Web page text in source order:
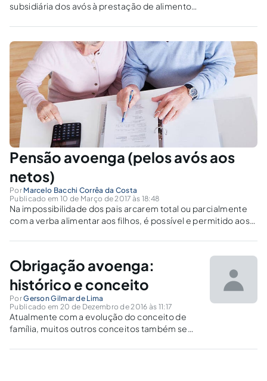
subsidiária dos avós à prestação de alimentos
litisconsórcio de todos os avós quando
verificada a impossibilidade dos avós tratados
como réus na ação, cumprir a obrigação.
Pensão avoenga (pelos avós aos
netos)
Por Marcelo Bacchi Corrêa da Costa
Publicado em 10 de Março de 2017 às 18:48
Na impossibilidade dos pais arcarem total ou parcialmente
com a verba alimentar aos filhos, é possível e permitido aos
das possibilidades financeiras destes.
Obrigação avoenga:
histórico e conceito
PorGerson Gilmar de Lima
Publicado em 20 de Dezembro de 2016 às 11:17
Atualmente com a evolução do conceito de
família, muitos outros conceitos também se
prestar alimentos. O presente artigo tem o